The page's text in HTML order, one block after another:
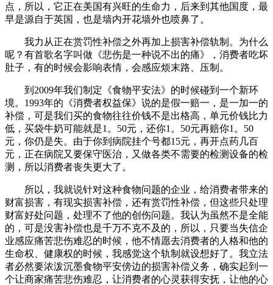
点，所以，它正在美国有兴旺的生命力，后来到其他国度，最
早是源自于英国，也是墙内开花墙外也喷鼻了。
我力从正在赏罚性补偿之外再加上损害补偿轨制。为什么
呢？有首歌名字叫做《悲伤是一种说不出的痛》，消费者吃坏
肚子，有的时候会影响表情，会感应烦末路、压制。
到2009年我们制定《食物平安法》的时候碰到一个新环
境。1993年的《消费者权益保》说的是假一赔一，是一加一的
补偿，可是我们买的食物往往价钱不是出格高，单元价钱比力
低，买袋牛奶可能就是1。50元，还你1。50元再赔你1。50
元，你仍是失。由于你到病院挂个号都15元，再开点药几百
元，正在病院又要保守医治，又做各类不需要的检测设备的检
测，所以消费者丧失更大了。
所以，我就说针对这种食物问题的企业，给消费者带来的
财富损害，有现实损害补偿，还有赏罚性补偿，但这些只处理
财富好处问题，处理不了他的创伤问题。我认为虽然不是全能
的，可是没害补偿也是千万不克不及的，所以，只要当失信企
业感应痛苦悲伤难忍的时候，他不情愿去消费者的人格和他的
生命权、健康权的时候，我感觉这个轨制就设想好了。我立法
者必然要浓泼沉墨食物平安傍边的损害补偿义务，确实起到一
个让商家痛苦悲伤难忍，让消费者的心灵获得安抚，让他的心